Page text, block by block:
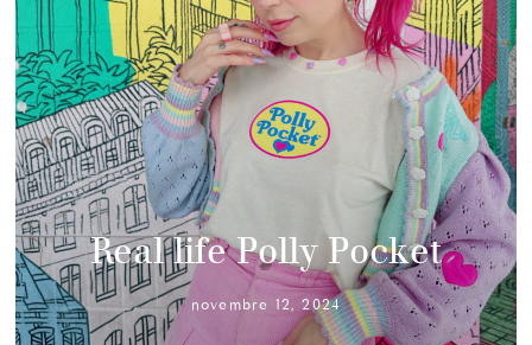
Real life Polly Pocket
novembre 12, 2024